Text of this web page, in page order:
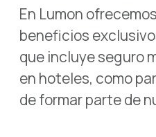
En Lumon
beneficios
que incluye seguro
en hoteles, como
de formar parte de